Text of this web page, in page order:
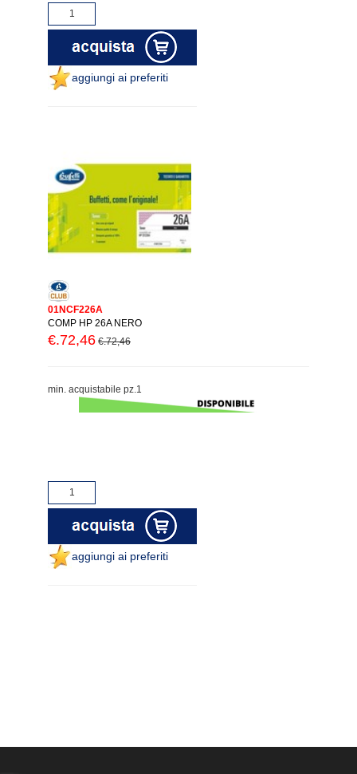
aggiungi ai preferiti
01NCF226A
COMP HP 26A NERO
€.72,46 €.72,46
min. acquistabile pz.1
aggiungi ai preferiti